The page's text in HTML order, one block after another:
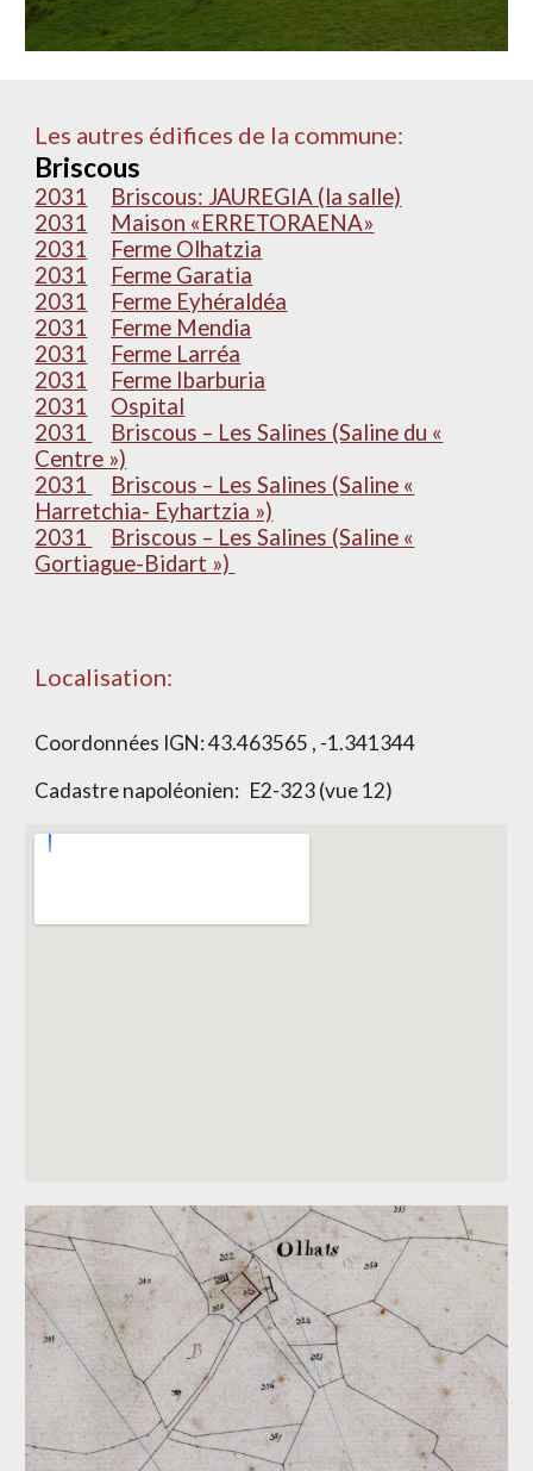
Les autres édifices de la commune:
Briscous
2031
Briscous: JAUREGIA (la salle)
2031
Maison «ERRETORAENA»
2031
Ferme Olhatzia
2031
Ferme Garatia
2031
Ferme Eyhéraldéa
2031
Ferme Mendia
2031
Ferme Larréa
2031
Ferme Ibarburia
2031
Ospital
2031
Briscous – Les Salines (Saline du «
Centre »)
2031
Briscous – Les Salines (Saline «
Harretchia- Eyhartzia »)
2031
Briscous – Les Salines (Saline «
Gortiague-Bidart »)
Localisation:
Coordonnées IGN:43.463565 , -1.341344
Cadastre napoléonien: E2-323 (vue 12)